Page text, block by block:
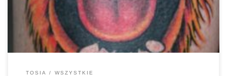
lubię ekstrawagancko wyglądać.
TOSIA WSZYSTKIE